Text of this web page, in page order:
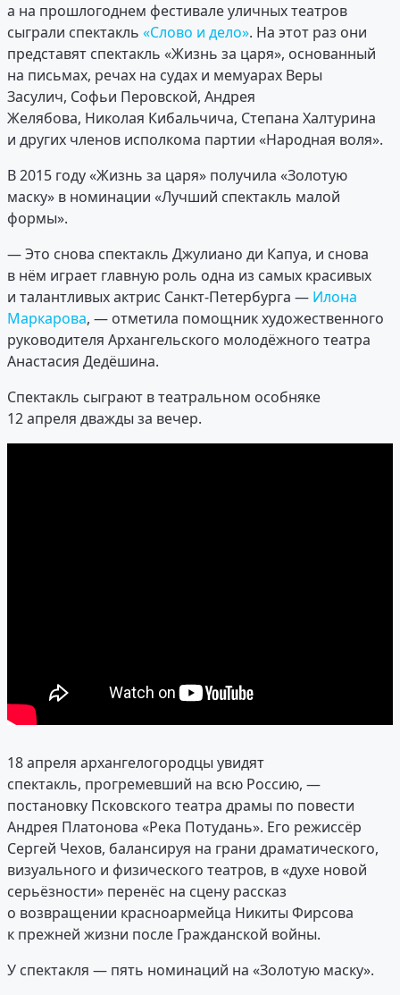
а на прошлогоднем фестивале уличных театров
сыграли спектакль «Слово и дело». На этот раз они
представят спектакль «Жизнь за царя», основанный
на письмах, речах на судах и мемуарах Веры
Засулич, Софьи Перовской, Андрея
Желябова, Николая Кибальчича, Степана Халтурина
и других членов исполкома партии «Народная воля».
В 2015 году «Жизнь за царя» получила «Золотую
маску» в номинации «Лучший спектакль малой
формы».
— Это снова спектакль Джулиано ди Капуа, и снова
в нём играет главную роль одна из самых красивых
и талантливых актрис Санкт-Петербурга — Илона
Маркарова, — отметила помощник художественного
руководителя Архангельского молодёжного театра
Анастасия Дедёшина.
Спектакль сыграют в театральном особняке
12 апреля дважды за вечер.
18 апреля архангелогородцы увидят
спектакль, прогремевший на всю Россию, —
постановку Псковского театра драмы по повести
Андрея Платонова «Река Потудань». Его режиссёр
Сергей Чехов, балансируя на грани драматического,
визуального и физического театров, в «духе новой
серьёзности» перенёс на сцену рассказ
о возвращении красноармейца Никиты Фирсова
к прежней жизни после Гражданской войны.
У спектакля — пять номинаций на «Золотую маску».